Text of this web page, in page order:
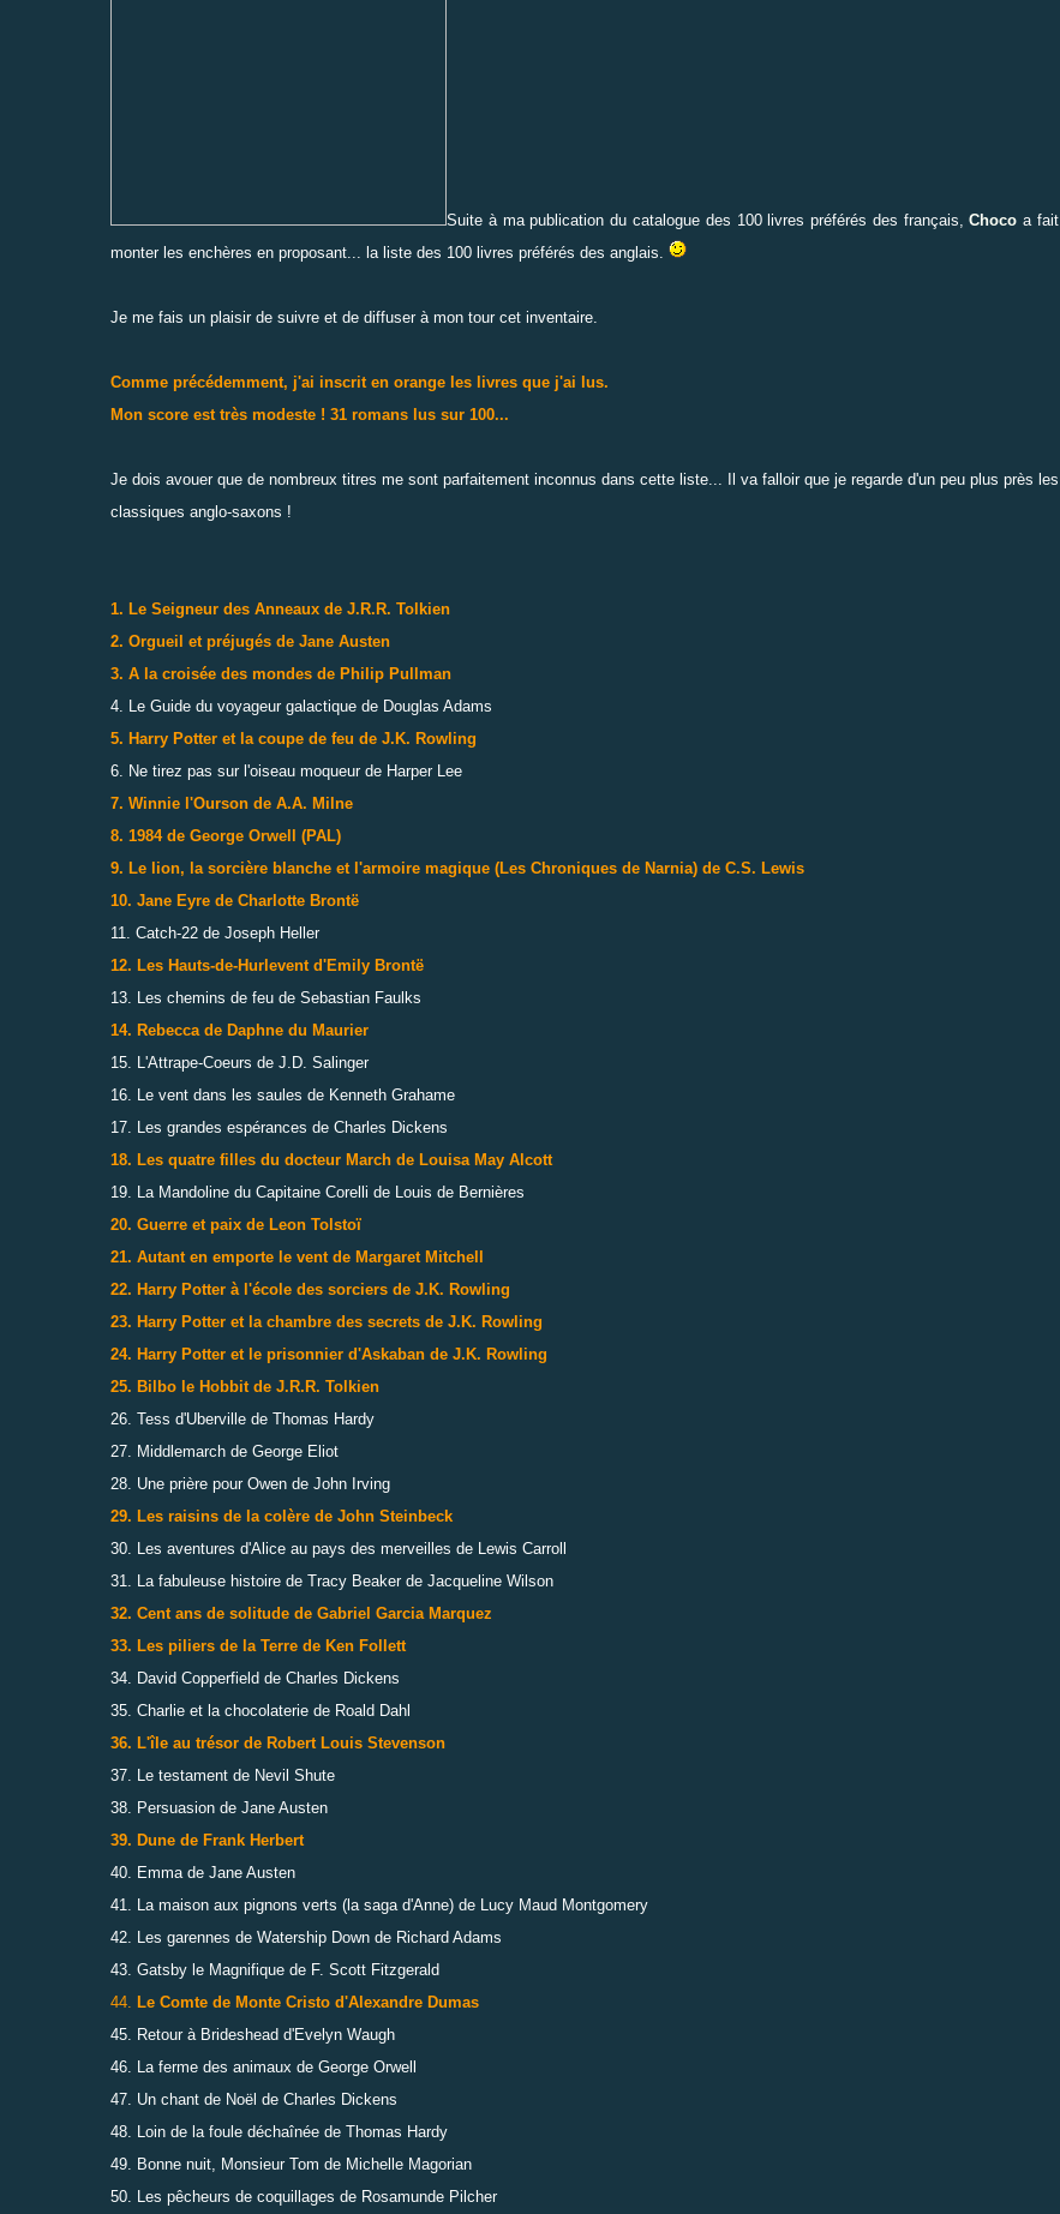
Suite à ma publication du catalogue des 100 livres préférés des français,Choco a fait
monter les enchères en proposant... la liste des 100 livres préférés des anglais.
Je me fais un plaisir de suivre et de diffuser à mon tour cet inventaire.
Comme précédemment, j'ai inscrit en orange les livres que j'ai lus.
Mon score est très modeste ! 31 romans lus sur 100...
Je dois avouer que de nombreux titres me sont parfaitement inconnus dans cette liste... Il va falloir que je regarde d'un peu plus près les
classiques anglo-saxons !
1. Le Seigneur des Anneaux de J.R.R. Tolkien
2. Orgueil et préjugés de Jane Austen
3. A la croisée des mondes de Philip Pullman
4. Le Guide du voyageur galactique de Douglas Adams
5. Harry Potter et la coupe de feu de J.K. Rowling
6. Ne tirez pas sur l'oiseau moqueur de Harper Lee
7. Winnie l'Ourson de A.A. Milne
8. 1984 de George Orwell (PAL)
9. Le lion, la sorcière blanche et l'armoire magique (Les Chroniques de Narnia) de C.S. Lewis
10. Jane Eyre de Charlotte Brontë
11. Catch-22 de Joseph Heller
12. Les Hauts-de-Hurlevent d'Emily Brontë
13. Les chemins de feu de Sebastian Faulks
14. Rebecca de Daphne du Maurier
15. L'Attrape-Coeurs de J.D. Salinger
16. Le vent dans les saules de Kenneth Grahame
17. Les grandes espérances de Charles Dickens
18. Les quatre filles du docteur March de Louisa May Alcott
19. La Mandoline du Capitaine Corelli de Louis de Bernières
20. Guerre et paix de Leon Tolstoï
21. Autant en emporte le vent de Margaret Mitchell
22. Harry Potter à l'école des sorciers de J.K. Rowling
23. Harry Potter et la chambre des secrets de J.K. Rowling
24. Harry Potter et le prisonnier d'Askaban de J.K. Rowling
25. Bilbo le Hobbit de J.R.R. Tolkien
26. Tess d'Uberville de Thomas Hardy
27. Middlemarch de George Eliot
28. Une prière pour Owen de John Irving
29. Les raisins de la colère de John Steinbeck
30. Les aventures d'Alice au pays des merveilles de Lewis Carroll
31. La fabuleuse histoire de Tracy Beaker de Jacqueline Wilson
32. Cent ans de solitude de Gabriel Garcia Marquez
33. Les piliers de la Terre de Ken Follett
34. David Copperfield de Charles Dickens
35. Charlie et la chocolaterie de Roald Dahl
36. L'île au trésor de Robert Louis Stevenson
37. Le testament de Nevil Shute
38. Persuasion de Jane Austen
39. Dune de Frank Herbert
40. Emma de Jane Austen
41. La maison aux pignons verts (la saga d'Anne) de Lucy Maud Montgomery
42. Les garennes de Watership Down de Richard Adams
43. Gatsby le Magnifique de F. Scott Fitzgerald
44.
Le Comte de Monte Cristo d'Alexandre Dumas
45. Retour à Brideshead d'Evelyn Waugh
46. La ferme des animaux de George Orwell
47. Un chant de Noël de Charles Dickens
48. Loin de la foule déchaînée de Thomas Hardy
49. Bonne nuit, Monsieur Tom de Michelle Magorian
50. Les pêcheurs de coquillages de Rosamunde Pilcher